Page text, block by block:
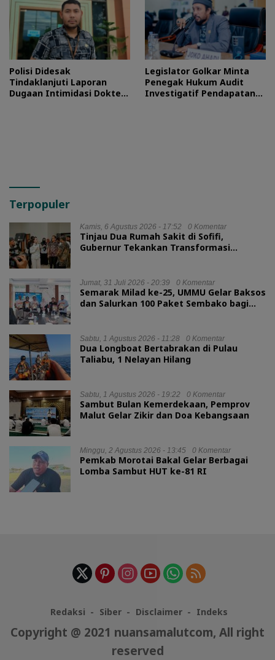
Polisi Didesak
Tindaklanjuti Laporan
Dugaan Intimidasi Dokter
Legislator Golkar Minta
Penegak Hukum Audit
Investigatif Pendapatan
Terpopuler
Kamis, 6 Agustus 2026 - 17:52 0 Komentar
Tinjau Dua Rumah Sakit di Sofifi,
Gubernur Tekankan Transformasi
Jumat, 31 Juli 2026 - 20:39 0 Komentar
Semarak Milad ke-25, UMMU Gelar Baksos
dan Salurkan 100 Paket Sembako bagi
Sabtu, 1 Agustus 2026 - 11:28 0 Komentar
Dua Longboat Bertabrakan di Pulau
Taliabu, 1 Nelayan Hilang
Sabtu, 1 Agustus 2026 - 19:22 0 Komentar
Sambut Bulan Kemerdekaan, Pemprov
Malut Gelar Zikir dan Doa Kebangsaan
Minggu, 2 Agustus 2026 - 13:45 0 Komentar
Pemkab Morotai Bakal Gelar Berbagai
Lomba Sambut HUT ke-81 RI
Redaksi Siber Disclaimer Indeks
Copyright @ 2021 nuansamalutcom, All right
reserved